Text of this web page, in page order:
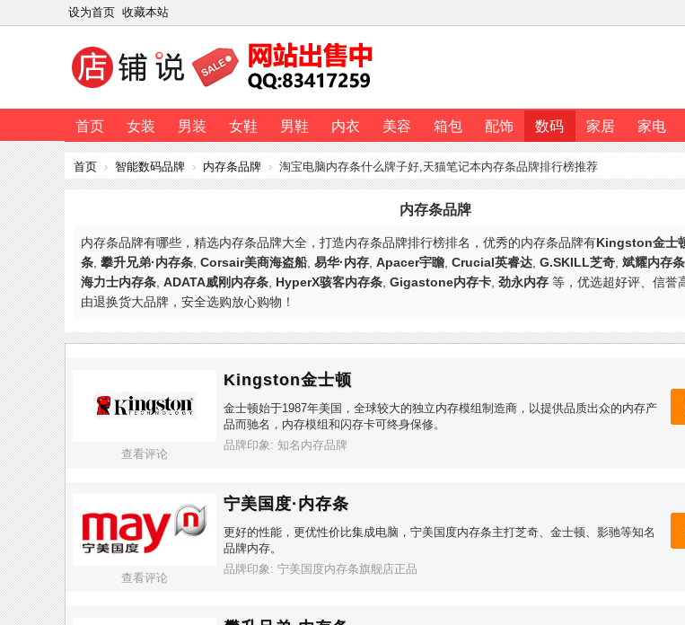
设为首页 收藏本站
首页 女装 男装 女鞋 男鞋 内衣 美容 箱包 配饰 数码 家居 家电
首页 › 智能数码品牌 › 内存条品牌 › 淘宝电脑内存条什么牌子好,天猫笔记本内存条品牌排行榜推荐
内存条品牌
内存条品牌有哪些，精选内存条品牌大全，打造内存条品牌排行榜排名，优秀的内存条品牌有Kingston金士
条 攀升兄弟·内存条 Corsair美商海盗船 易华·内存 Apacer宇瞻 Crucial英睿达 G.SKILL芝奇 斌耀内存条
海力士内存条 ADATA威刚内存条 HyperX骇客内存条 Gigastone内存卡 劲永内存 等，优选超好评、信誉
由退换货大品牌，安全选购放心购物！
查看评论
Kingston金士顿
金士顿始于1987年美国，全球较大的独立内存模组制造商，以提供品质出众的内存产
品而驰名，内存模组和闪存卡可终身保修。
品牌印象: 知名内存品牌
查看评论
宁美国度·内存条
更好的性能，更优性价比集成电脑，宁美国度内存条主打芝奇、金士顿、影驰等知名
品牌内存。
品牌印象: 宁美国度内存条旗舰店正品